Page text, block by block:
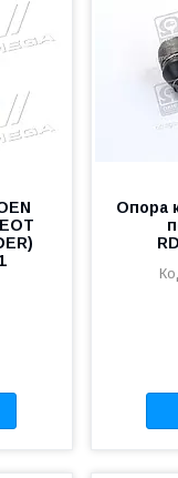
Опора